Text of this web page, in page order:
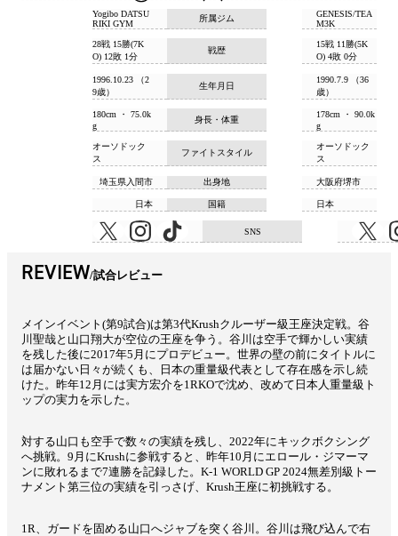
所属ジム
Yogibo DATSU
RIKI GYM
GENESIS/TEA
M3K
戦歴
28戦 15勝(7K
O) 12敗 1分
15戦 11勝(5K
O) 4敗 0分
生年月日
1996.10.23 （2
9歳）
1990.7.9 （36
歳）
身長・体重
180cm ・ 75.0k
g
178cm ・ 90.0k
g
ファイトスタイル
オーソドック
ス
オーソドック
ス
出身地
埼玉県入間市 大阪府堺市
国籍
日本 日本
SNS
REVIEW 試合レビュー
メインイベント(第9試合)は第3代Krushクルーザー級王座決定戦。谷
川聖哉と山口翔大が空位の王座を争う。谷川は空手で輝かしい実績
を残した後に2017年5月にプロデビュー。世界の壁の前にタイトルに
は届かない日々が続くも、日本の重量級代表として存在感を示し続
けた。昨年12月には実方宏介を1RKOで沈め、改めて日本人重量級ト
ップの実力を示した。
対する山口も空手で数々の実績を残し、2022年にキックボクシング
へ挑戦。9月にKrushに参戦すると、昨年10月にエロール・ジマーマ
ンに敗れるまで7連勝を記録した。K-1 WORLD GP 2024無差別級トー
ナメント第三位の実績を引っさげ、Krush王座に初挑戦する。
1R、ガードを固める山口へジャブを突く谷川。谷川は飛び込んで右